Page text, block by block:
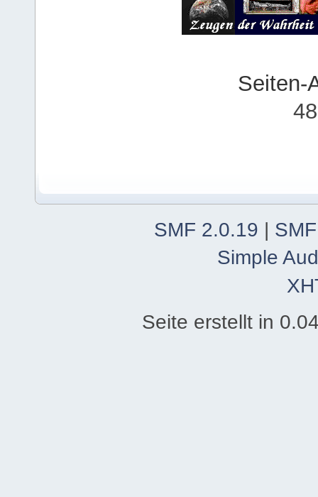
Seiten-
SMF 2.0.19 |
Simple
Seite erstellt in